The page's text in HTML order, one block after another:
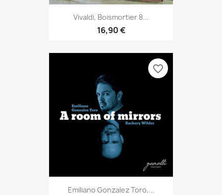
Vivaldi, Boismortier 8...
16,90 €
Emiliano Gonzalez Toro,...
favorite_border